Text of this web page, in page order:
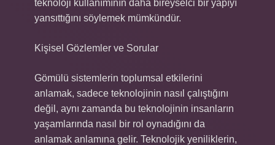
teknoloji kullanımının daha bireyselci bir yapıyı
yansıttığını söylemek mümkündür.
Kişisel Gözlemler ve Sorular
Gömülü sistemlerin toplumsal etkilerini
anlamak, sadece teknolojinin nasıl çalıştığını
değil, aynı zamanda bu teknolojinin insanların
yaşamlarında nasıl bir rol oynadığını da
anlamak anlamına gelir. Teknolojik yeniliklerin,